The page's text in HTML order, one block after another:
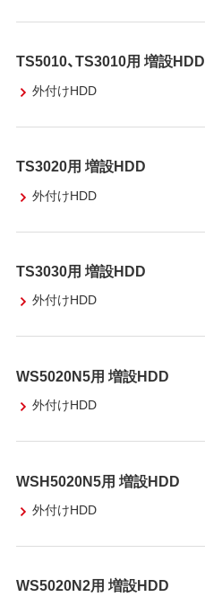
TS5010、TS3010用 増設HDD
外付けHDD
TS3020用 増設HDD
外付けHDD
TS3030用 増設HDD
外付けHDD
WS5020N5用 増設HDD
外付けHDD
WSH5020N5用 増設HDD
外付けHDD
WS5020N2用 増設HDD